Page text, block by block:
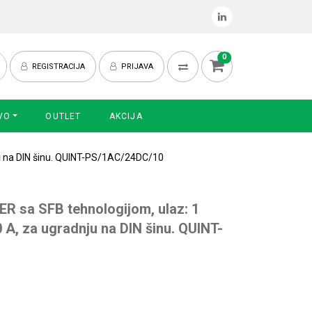
REGISTRACIJA PRIJAVA
0
OUTLET AKCIJA
DIN šinu. QUINT-PS/1AC/24DC/10
sa SFB tehnologijom, ulaz: 1
za ugradnju na DIN šinu. QUINT-